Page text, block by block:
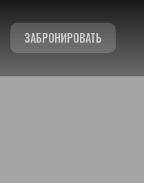
ЗАБРОНИРОВАТЬ